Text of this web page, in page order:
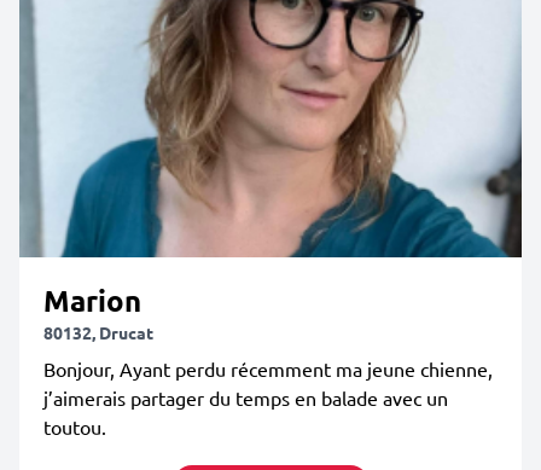
Marion
80132, Drucat
Bonjour, Ayant perdu récemment ma jeune chienne,
j’aimerais partager du temps en balade avec un
toutou.